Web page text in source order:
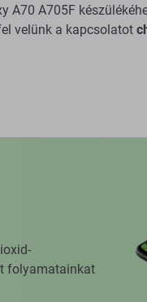
A70 A705F
velünk a kapcsolatot
folyamatainkat